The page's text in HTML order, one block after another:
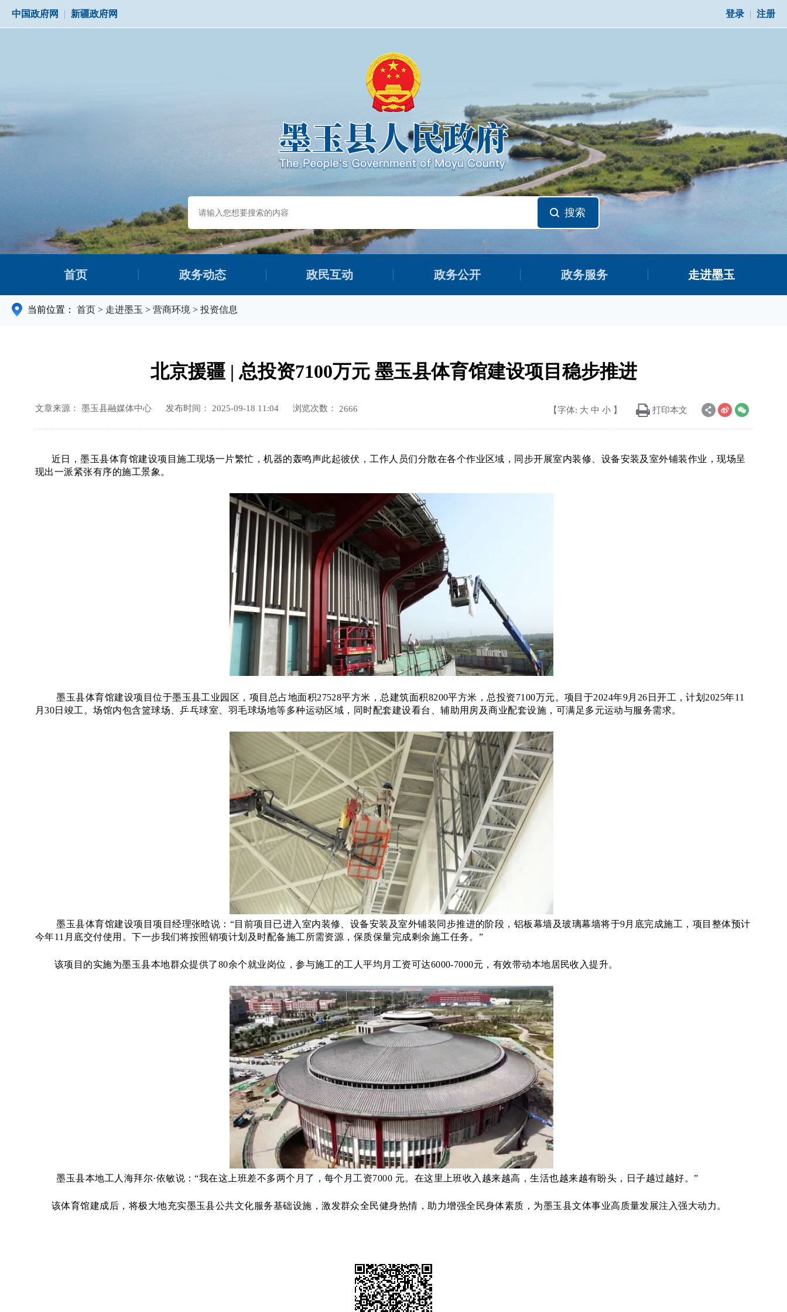
中国政府网 | 新疆政府网 登录 | 注册
搜索
首页 政务动态 政民互动 政务公开 政务服务 走进墨玉
当前位置： 首页 > 走进墨玉 > 营商环境 > 投资信息
北京援疆 | 总投资7100万元 墨玉县体育馆建设项目稳步推进
文章来源： 墨玉县融媒体中心 发布时间： 2025-09-18 11:04 浏览次数： 2666 【字体: 大 中 小 】 打印本文
近日，墨玉县体育馆建设项目施工现场一片繁忙，机器的轰鸣声此起彼伏，工作人员们分散在各个作业区域，同步开展室内装修、设备安装及室外铺装作业，现场呈
现出一派紧张有序的施工景象。
墨玉县体育馆建设项目位于墨玉县工业园区，项目总占地面积27528平方米，总建筑面积8200平方米，总投资7100万元。项目于2024年9月26日开工，计划2025年11
月30日竣工。场馆内包含篮球场、乒乓球室、羽毛球场地等多种运动区域，同时配套建设看台、辅助用房及商业配套设施，可满足多元运动与服务需求。
墨玉县体育馆建设项目项目经理张晗说： “目前项目已进入室内装修、设备安装及室外铺装同步推进的阶段，铝板幕墙及玻璃幕墙将于9月底完成施工，项目整体预计
今年11月底交付使用。下一步我们将按照销项计划及时配备施工所需资源，保质保量完成剩余施工任务。”
该项目的实施为墨玉县本地群众提供了80余个就业岗位，参与施工的工人平均月工资可达6000-7000元，有效带动本地居民收入提升。
墨玉县本地工人海拜尔·依敏说：“我在这上班差不多两个月了，每个月工资7000 元。在这里上班收入越来越高，生活也越来越有盼头，日子越过越好。”
该体育馆建成后，将极大地充实墨玉县公共文化服务基础设施，激发群众全民健身热情，助力增强全民身体素质，为墨玉县文体事业高质量发展注入强大动力。